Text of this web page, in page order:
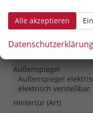
Zentralverriegelung
Außenspiegel
Außenspiegel
elektrisch verstellbar
Hintertür (Art)
Alle akzeptieren
Datenschutzerklärung